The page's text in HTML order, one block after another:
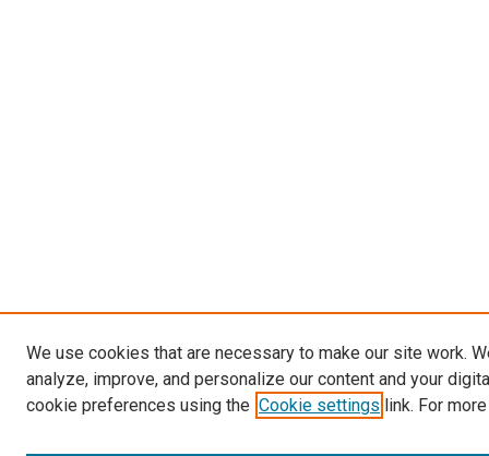
We use cookies that are necessary to make our site work.
analyze, improve, and personalize our content and your
cookie preferences using the Cookie settings link. For